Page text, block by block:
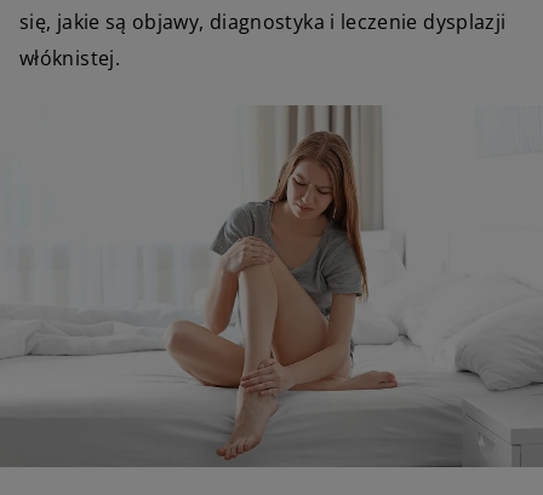
się, jakie są objawy, diagnostyka i leczenie dysplazji
włóknistej.